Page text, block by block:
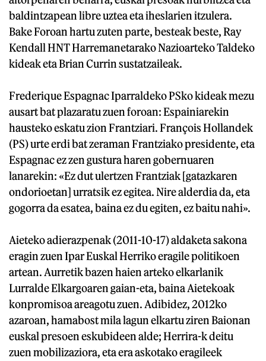
baldintzapean libre uztea eta iheslarien itzulera.
Bake Foroan hartu zuten parte, besteak beste, Ray
Kendall HNT Harremanetarako Nazioarteko Taldeko
kideak eta Brian Currin sustatzaileak.
Frederique Espagnac Iparraldeko PSko kideak mezu
ausart bat plazaratu zuen foroan: Espainiarekin
hausteko eskatu zion Frantziari. François Hollandek
(PS) urte erdi bat zeraman Frantziako presidente, eta
Espagnac ez zen gustura haren gobernuaren
lanarekin: «Ez dut ulertzen Frantziak [gatazkaren
ondorioetan] urratsik ez egitea. Nire alderdia da, eta
gogorra da esatea, baina ez du egiten, ez baitu nahi».
Aieteko adierazpenak (2011-10-17) aldaketa sakona
eragin zuen Ipar Euskal Herriko eragile politikoen
artean. Aurretik bazen haien arteko elkarlanik
Lurralde Elkargoaren gaian-eta, baina Aietekoak
konpromisoa areagotu zuen. Adibidez, 2012ko
azaroan, hamabost mila lagun elkartu ziren Baionan
euskal presoen eskubideen alde; Herrira-k deitu
zuen mobilizaziora, eta era askotako eragileek